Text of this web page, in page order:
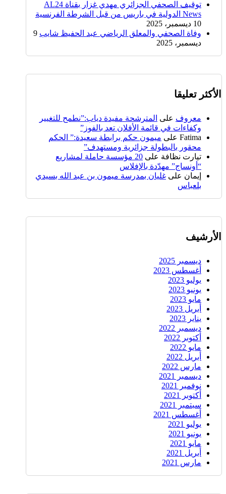
توقيف الصحفي الجزائري مهدي غزار بقناة AL24
News الدولية في باريس من قبل الشرطة الفرنسية
10 ديسمبر، 2025
وفاة الصحفي والمعلق الرياضي عبد الحفيظ شايب 9
ديسمبر، 2025
الأكثر تعليقا
معروف على المترشحة مفيدة دياب:”نطمح للتغيير
وكفاءات في قائمة الأفلان تعد بالفوز”
Fatima على ميمون حكم برابطة سعيدة:” الحكم
محقور بالبطولة جزائرية ومستهدف”
تيارت نظافة على
20 مؤسسة حاملة لمشاريع
“أونساج” مهدّدة بالإفلاس
إيمان على غليان بمدرسة ميمون بن عبد الله بسيدي
بلعباس
الأرشيف
ديسمبر 2025
أغسطس 2023
يوليو 2023
يونيو 2023
مايو 2023
أبريل 2023
يناير 2023
ديسمبر 2022
أكتوبر 2022
مايو 2022
أبريل 2022
مارس 2022
ديسمبر 2021
نوفمبر 2021
أكتوبر 2021
سبتمبر 2021
أغسطس 2021
يوليو 2021
يونيو 2021
مايو 2021
أبريل 2021
مارس 2021